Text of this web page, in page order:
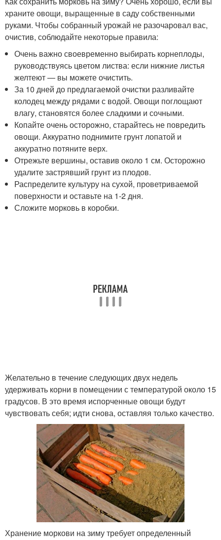
храните овощи, выращенные в саду собственными
руками. Чтобы собранный урожай не разочаровал вас,
очистив, соблюдайте некоторые правила:
Очень важно своевременно выбирать корнеплоды,
руководствуясь цветом листва: если нижние листья
желтеют — вы можете очистить.
За 10 дней до предлагаемой очистки разливайте
колодец между рядами с водой. Овощи поглощают
влагу, становятся более сладкими и сочными.
Копайте очень осторожно, старайтесь не повредить
овощи. Аккуратно поднимите грунт лопатой и
аккуратно потяните верх.
Отрежьте вершины, оставив около 1 см. Осторожно
удалите застрявший грунт из плодов.
Распределите культуру на сухой, проветриваемой
поверхности и оставьте на 1-2 дня.
Сложите морковь в коробки.
Желательно в течение следующих двух недель
удерживать корни в помещении с температурой около 15
градусов. В это время испорченные овощи будут
чувствовать себя; идти снова, оставляя только качество.
Хранение моркови на зиму требует определенный